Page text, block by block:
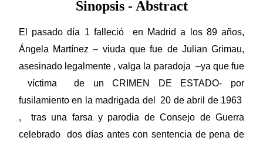
Sinopsis - Abstract
El pasado día 1 falleció en Madrid a los 89 años,
Ángela Martínez – viuda que fue de Julian Grimau,
asesinado legalmente , valga la paradoja –ya que fue
víctima de un CRIMEN DE ESTADO- por
fusilamiento en la madrigada del 20 de abril de 1963
, tras una farsa y parodia de Consejo de Guerra
celebrado dos días antes con sentencia de pena de